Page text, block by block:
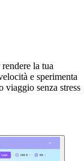
la tua
e sperimenta
senza stress